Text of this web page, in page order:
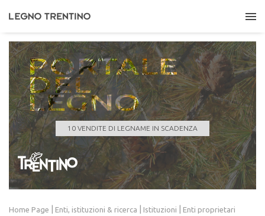
PORTALE
DEL
LEGNO
10 VENDITE DI LEGNAME IN SCADENZA
COMUNE DI GIUSTINO
Quantità
647,000 m³
Data scadenza
10/08/2026 11:00:00
LEGGI TUTTO
Home Page Enti, istituzioni & ricerca Istituzioni Enti proprietari